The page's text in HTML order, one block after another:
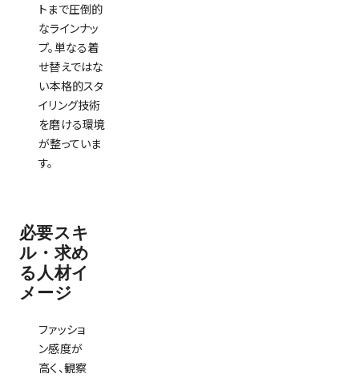
トまで圧倒的
なラインナッ
プ。単なる着
せ替えではな
い本格的スタ
イリング技術
を磨ける環境
が整っていま
す。
必要スキ
ル・求め
る⼈材イ
メージ
ファッショ
ン感度が
高く、観察